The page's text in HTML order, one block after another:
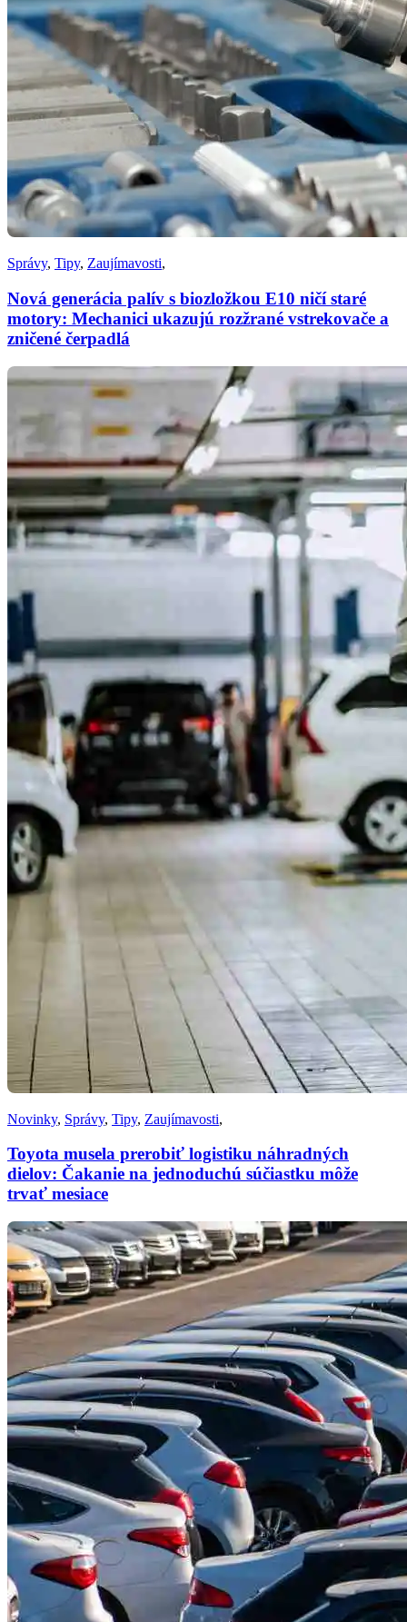
Správy, Tipy, Zaujímavosti,
Nová generácia palív s biozložkou E10 ničí staré
motory: Mechanici ukazujú rozžrané vstrekovače a
zničené čerpadlá
Novinky, Správy, Tipy, Zaujímavosti,
Toyota musela prerobiť logistiku náhradných
dielov: Čakanie na jednoduchú súčiastku môže
trvať mesiace